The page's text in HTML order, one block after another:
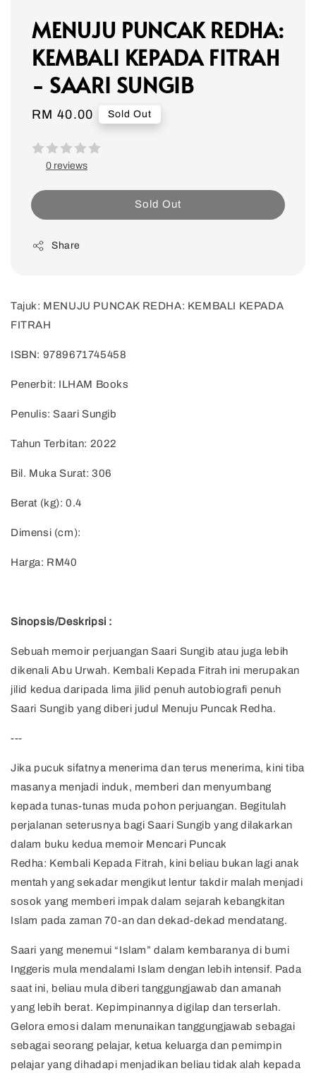
MENUJU PUNCAK REDHA:
KEMBALI KEPADA FITRAH
- SAARI SUNGIB
Regular
RM 40.00 Sold Out
0 reviews
Sold Out
Share
Tajuk: MENUJU PUNCAK REDHA: KEMBALI KEPADA
FITRAH
ISBN: 9789671745458
Penerbit: ILHAM Books
Penulis: Saari Sungib
Tahun Terbitan: 2022
Bil. Muka Surat: 306
Berat (kg): 0.4
Dimensi (cm):
Harga: RM40
Sinopsis/Deskripsi :
Sebuah memoir perjuangan Saari Sungib atau juga lebih
dikenali Abu Urwah. Kembali Kepada Fitrah ini merupakan
jilid kedua daripada lima jilid penuh autobiografi penuh
Saari Sungib yang diberi judul Menuju Puncak Redha.
---
Jika pucuk sifatnya menerima dan terus menerima, kini tiba
masanya menjadi induk, memberi dan menyumbang
kepada tunas-tunas muda pohon perjuangan. Begitulah
perjalanan seterusnya bagi Saari Sungib yang dilakarkan
dalam buku kedua memoir Mencari Puncak
Redha: Kembali Kepada Fitrah, kini beliau bukan lagi anak
mentah yang sekadar mengikut lentur takdir malah menjadi
sosok yang memberi impak dalam sejarah kebangkitan
Islam pada zaman 70-an dan dekad-dekad mendatang.
Saari yang menemui “Islam” dalam kembaranya di bumi
Inggeris mula mendalami Islam dengan lebih intensif. Pada
saat ini, beliau mula diberi tanggungjawab dan amanah
yang lebih berat. Kepimpinannya digilap dan terserlah.
Gelora emosi dalam menunaikan tanggungjawab sebagai
sebagai seorang pelajar, ketua keluarga dan pemimpin
pelajar yang dihadapi menjadikan beliau tidak alah kepada